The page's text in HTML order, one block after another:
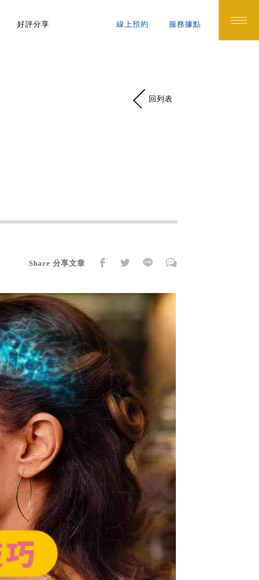
好評分享 線上預約 服務據點
回列表
Share 分享文章